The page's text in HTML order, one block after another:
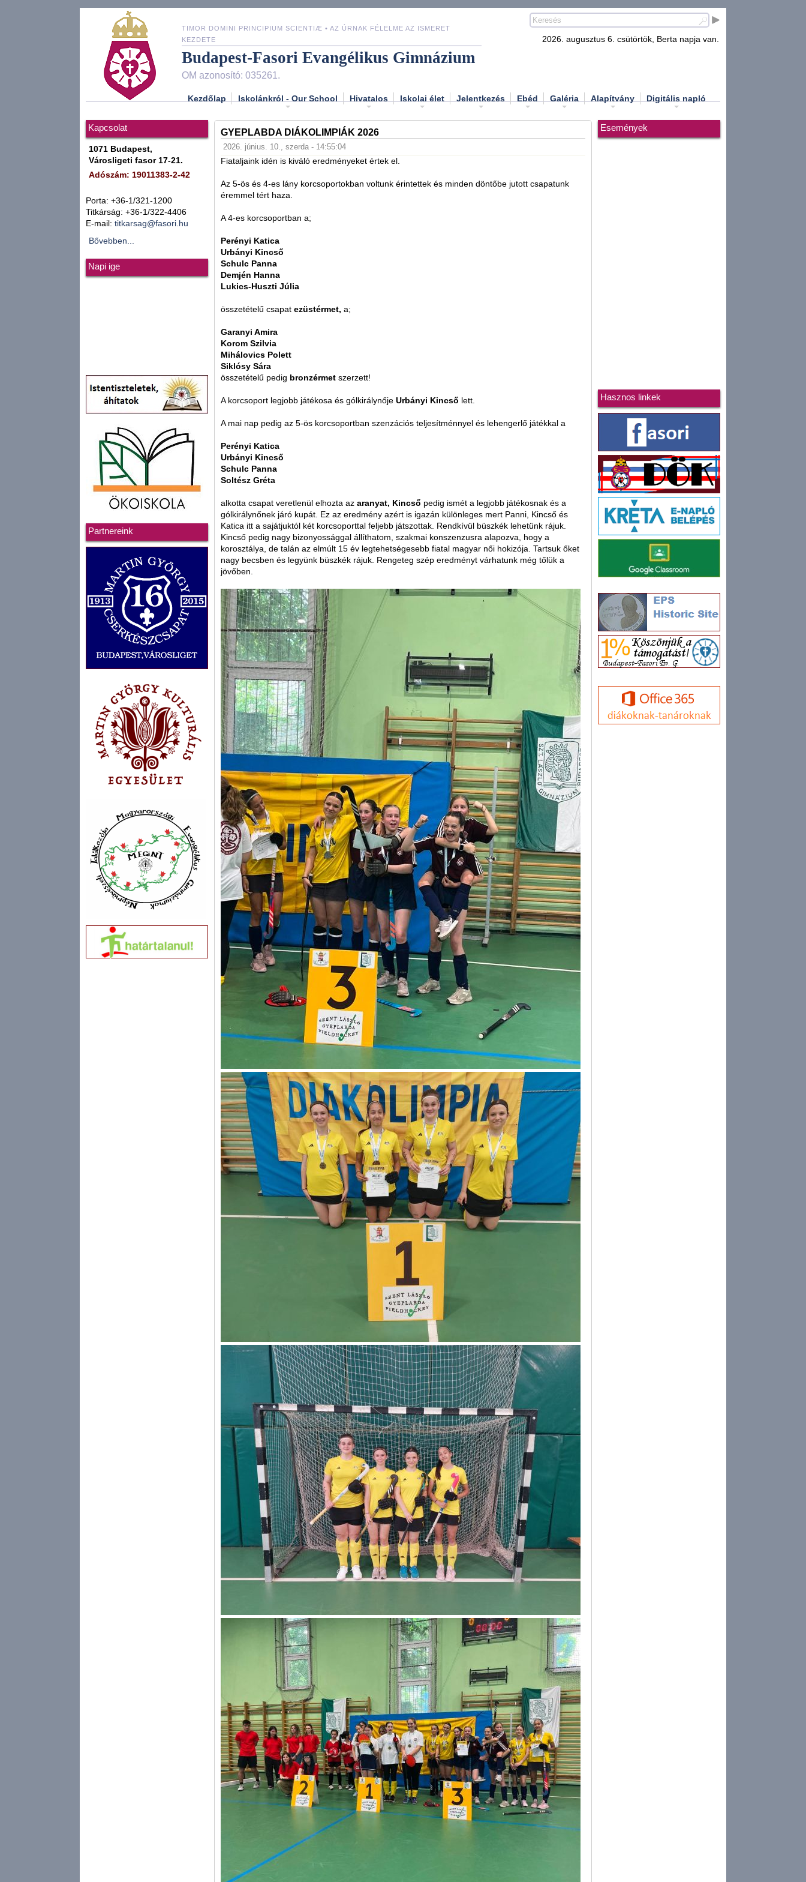
TIMOR DOMINI PRINCIPIUM SCIENTIÆ • AZ ÚRNAK FÉLELME AZ ISMERET
KEZDETE
Budapest-Fasori Evangélikus Gimnázium
OM azonosító: 035261.
2026. augusztus 6. csütörtök, Berta napja van.
Kezdőlap Iskolánkról - Our School Hivatalos Iskolai élet Jelentkezés Ebéd Galéria Alapítvány Digitális napló
Kapcsolat
1071 Budapest,
Városligeti fasor 17-21.
Adószám: 19011383-2-42
Porta: +36-1/321-1200
Titkárság: +36-1/322-4406
E-mail: titkarsag@fasori.hu
Bővebben...
Napi ige
Partnereink
GYEPLABDA DIÁKOLIMPIÁK 2026
2026. június. 10., szerda - 14:55:04
Fiataljaink idén is kiváló eredményeket értek el.
Az 5-ös és 4-es lány korcsoportokban voltunk érintettek és minden döntőbe jutott csapatunk
éremmel tért haza.
A 4-es korcsoportban a;
Perényi Katica
Urbányi Kincső
Schulc Panna
Demjén Hanna
Lukics-Huszti Júlia
összetételű csapat ezüstérmet, a;
Garanyi Amira
Korom Szilvia
Mihálovics Polett
Siklósy Sára
összetételű pedig bronzérmet szerzett!
A korcsoport legjobb játékosa és gólkirálynője Urbányi Kincső lett.
A mai nap pedig az 5-ös korcsoportban szenzációs teljesítménnyel és lehengerlő játékkal a
Perényi Katica
Urbányi Kincső
Schulc Panna
Soltész Gréta
alkotta csapat veretlenül elhozta az aranyat, Kincső pedig ismét a legjobb játékosnak és a
gólkirálynőnek járó kupát. Ez az eredmény azért is igazán különleges mert Panni, Kincső és
Katica itt a sajátjuktól két korcsoporttal feljebb játszottak. Rendkívül büszkék lehetünk rájuk.
Kincső pedig nagy bizonyossággal állíthatom, szakmai konszenzusra alapozva, hogy a
korosztálya, de talán az elmúlt 15 év legtehetségesebb fiatal magyar női hokizója. Tartsuk őket
nagy becsben és legyünk büszkék rájuk. Rengeteg szép eredményt várhatunk még tőlük a
jövőben.
Események
Hasznos linkek